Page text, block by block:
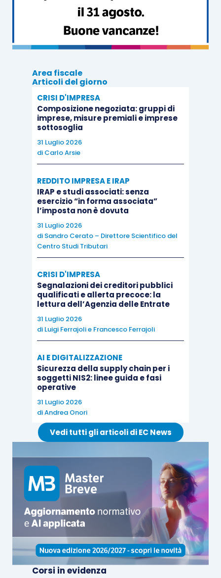
potrebbe adottare nello spiegare le proprie
difese nel caso in cui ravvisi uncontrasto
norma italianaed un principio sancito dalla
via principale
una interpretazione convenzionalmente
oeurounitariamente orientatadella
norma italiana
in subordine
contrastocon ildiritto UE
chiedere dirimetteregliattialla
Giustizia
espresso riserve circa l’effettivo
contrasto con il diritto UE;
in ulteriore subordine, può domandare la
rimessionedegli atti alla
Costituzionale, al fine di verificare la
legittimità costituzionale della norma
interna in contrasto con la CEDU.
difensore tributario, per un verso, debba indicare
sin dal ricorso introduttivodinanzi al
competente organo nazionale
violazioni del diritto europeo
deve saper ben attingere agli strumenti di tutela
apprestati dal diritto europeo, al fine di non
Area fiscale
Articoli del giorno
CRISI D'IMPRESA
Composizione negoziata: gruppi di
imprese, misure premiali e imprese
sottosoglia
31 Luglio 2026
di Carlo Arsie
REDDITO IMPRESA E IRAP
IRAP e studi associati: senza
esercizio “in forma associata”
l’imposta non è dovuta
31 Luglio 2026
di Sandro Cerato – Direttore Scientifico del
Centro Studi Tributari
CRISI D'IMPRESA
Segnalazioni dei creditori pubblici
qualificati e allerta precoce: la
lettura dell’Agenzia delle Entrate
31 Luglio 2026
di Luigi Ferrajolie Francesco Ferrajoli
AI E DIGITALIZZAZIONE
Sicurezza della supply chain per i
soggetti NIS2: linee guida e fasi
operative
31 Luglio 2026
diAndrea Onori
Vedi tutti gli articoli di EC News
Corsi in evidenza